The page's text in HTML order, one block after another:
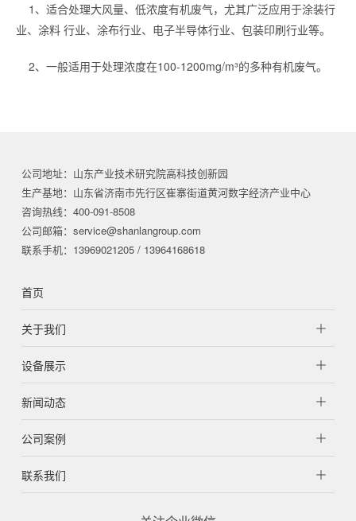
1、适合处理大风量、低浓度有机废气，尤其广泛应用于涂装行
业、涂料 行业、涂布行业、电子半导体行业、包装印刷行业等。
2、一般适用于处理浓度在100-1200mg/m³的多种有机废气。
公司地址：山东产业技术研究院高科技创新园
生产基地：山东省济南市先行区崔寨街道黄河数字经济产业中心
咨询热线：400-091-8508
公司邮箱：service@shanlangroup.com
联系手机：13969021205 / 13964168618
首页
关于我们
设备展示
新闻动态
公司案例
联系我们